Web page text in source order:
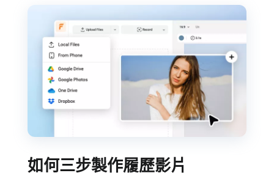
如何三步製作履歷影片